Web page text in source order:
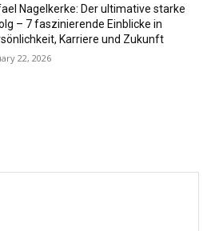
Nagelkerke: Der ultimative starke
– 7 faszinierende Einblicke in
Karriere und Zukunft
22, 2026